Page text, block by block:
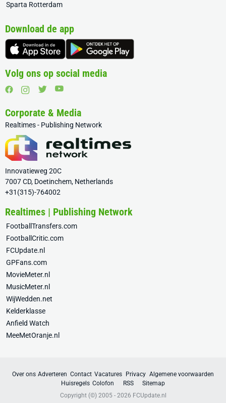
Sparta Rotterdam
Download de app
Volg ons op social media
Corporate & Media
Realtimes - Publishing Network
Innovatieweg 20C
7007 CD, Doetinchem, Netherlands
+31(315)-764002
Realtimes | Publishing Network
FootballTransfers.com
FootballCritic.com
FCUpdate.nl
GPFans.com
MovieMeter.nl
MusicMeter.nl
WijWedden.net
Kelderklasse
Anfield Watch
MeeMetOranje.nl
Over ons Adverteren Contact Vacatures Privacy Algemene voorwaarden
Huisregels Colofon RSS
Sitemap
Copyright (©) 2005 - 2026 FCUpdate.nl